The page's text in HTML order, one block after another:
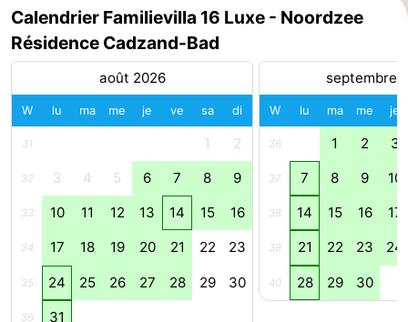
Forum
Route
Stationnement
Adresses
Walcheren
Calendrier Familievilla 16 Luxe - Noordzee
Résidence Cadzand-Bad
août 2026
W lu ma me je ve sa di
31 1 2
32 3 4 5 6 7 8 9
33 10 11 12 13 14 15 16
34 17 18 19 20 21 22 23
35 24 25 26 27 28 29 30
36 31
septembre
W lu ma me je
36 1 2 3
37 7 8 9 10
38 14 15 16 17
39 21 22 23 24
40 28 29 30